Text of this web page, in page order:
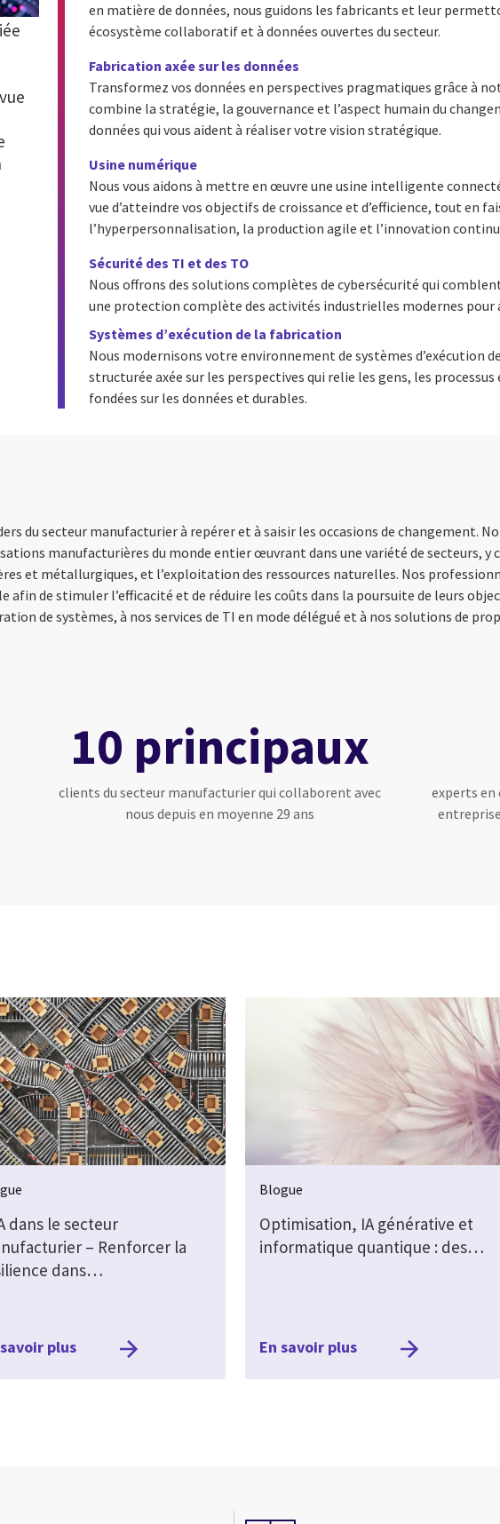
en matière de données, nous guidons les fabricants et leur
écosystème collaboratif et à données ouvertes du secteur.
Fabrication axée sur les données
Transformez vos données en perspectives pragmatiques grâce à
combine la stratégie, la gouvernance et l’aspect humain du
données qui vous aident à réaliser votre vision stratégique.
Usine numérique
Nous vous aidons à mettre en œuvre une usine intelligente
vue d’atteindre vos objectifs de croissance et d’efficience, tout en
l’hyperpersonnalisation, la production agile et l’innovation
Sécurité des TI et des TO
Nous offrons des solutions complètes de cybersécurité qui
une protection complète des activités industrielles modernes pour
Systèmes d’exécution de la fabrication
Nous modernisons votre environnement de systèmes d’exécution
structurée axée sur les perspectives qui relie les gens, les
fondées sur les données et durables.
du secteur manufacturier à repérer et à saisir les occasions de
manufacturières du monde entier œuvrant dans une variété de secteurs,
et métallurgiques, et l’exploitation des ressources naturelles. Nos
de stimuler l’efficacité et de réduire les coûts dans la poursuite de leurs
de systèmes, à nos services de TI en mode délégué et à nos solutions de
10 principaux
clients du secteur manufacturier qui collaborent avec
nous depuis en moyenne 29 ans
experts en
dans le secteur
– Renforcer la
dans…
plus
Blogue
Optimisation, IA générative et
informatique quantique : des…
En savoir plus